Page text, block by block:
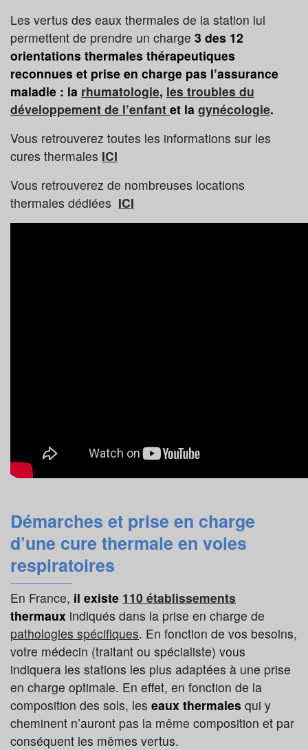
Les vertus des eaux thermales de la station lui
permettent de prendre un charge 3 des 12
orientations thermales thérapeutiques
reconnues et prise en charge pas l’assurance
maladie : la rhumatologie, les troubles du
développement de l’enfant et la gynécologie.
Vous retrouverez toutes les informations sur les
cures thermales ICI
Vous retrouverez de nombreuses locations
thermales dédiées ICI
Démarches et prise en charge
d’une cure thermale en voies
respiratoires
En France, il existe 110 établissements
thermaux indiqués dans la prise en charge de
pathologies spécifiques. En fonction de vos besoins,
votre médecin (traitant ou spécialiste) vous
indiquera les stations les plus adaptées à une prise
en charge optimale. En effet, en fonction de la
composition des sols, les eaux thermales qui y
cheminent n’auront pas la même composition et par
conséquent les mêmes vertus.